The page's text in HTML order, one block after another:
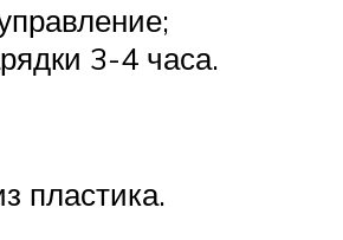
3-4 часа.
пластика.